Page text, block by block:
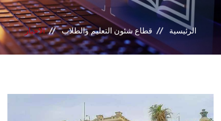
بوابة الطلاب
خدمات القطاع
مجالس القطاع
الرئيسية قطاع شئون التعليم والطلاب الاخبار